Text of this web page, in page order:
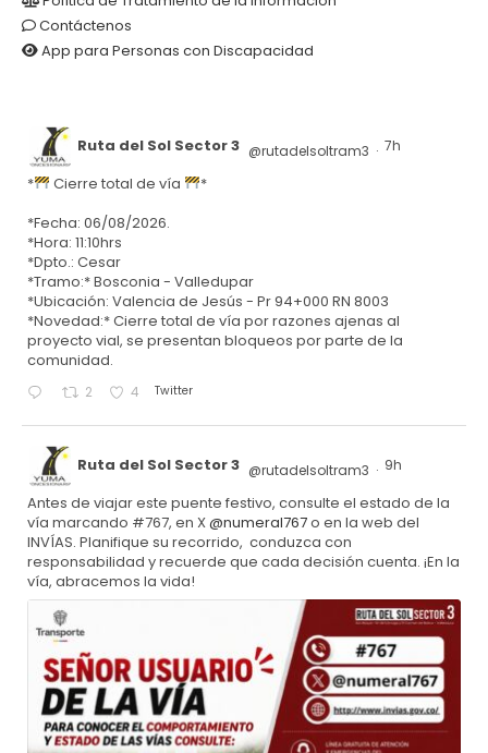
Contáctenos
App para Personas con Discapacidad
Ruta del Sol Sector 3 @rutadelsoltram3 · 7h
* Cierre total de vía
*
*Fecha: 06/08/2026.
*Hora: 11:10hrs
*Dpto.: Cesar
*Tramo:* Bosconia - Valledupar
*Ubicación: Valencia de Jesús - Pr 94+000 RN 8003
*Novedad:* Cierre total de vía por razones ajenas al
proyecto vial, se presentan bloqueos por parte de la
comunidad.
2 4 Twitter
Ruta del Sol Sector 3 @rutadelsoltram3 · 9h
Antes de viajar este puente festivo, consulte el estado de la
vía marcando #767, en X@numeral767o en la web del
INVÍAS. Planifique su recorrido, conduzca con
responsabilidad y recuerde que cada decisión cuenta. ¡En la
vía, abracemos la vida!